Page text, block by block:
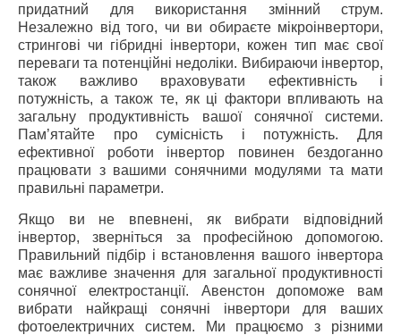
придатний для використання змінний струм.
Незалежно від того, чи ви обираєте мікроінвертори,
стрингові чи гібридні інвертори, кожен тип має свої
переваги та потенційні недоліки. Вибираючи інвертор,
також важливо враховувати ефективність і
потужність, а також те, як ці фактори впливають на
загальну продуктивність вашої сонячної системи.
Пам’ятайте про сумісність і потужність. Для
ефективної роботи інвертор повинен бездоганно
працювати з вашими сонячними модулями та мати
правильні параметри.
Якщо ви не впевнені, як вибрати відповідний
інвертор, зверніться за професійною допомогою.
Правильний підбір і встановлення вашого інвертора
має важливе значення для загальної продуктивності
сонячної електростанції. Авенстон допоможе вам
вибрати найкращі сонячні інвертори для ваших
фотоелектричних систем. Ми працюємо з різними